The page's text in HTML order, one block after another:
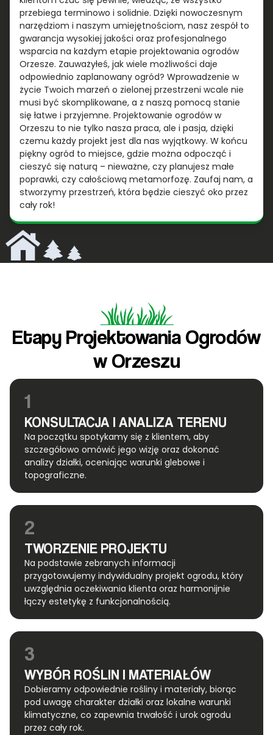
przebiega terminowo i solidnie. Dzięki nowoczesnym
narzędziom i naszym umiejętnościom, nasz zespół to
gwarancja wysokiej jakości oraz profesjonalnego
wsparcia na każdym etapie projektowania ogrodów
Orzesze. Zauważyłeś, jak wiele możliwości daje
odpowiednio zaplanowany ogród? Wprowadzenie w
życie Twoich marzeń o zielonej przestrzeni wcale nie
musi być skomplikowane, a z naszą pomocą stanie
się łatwe i przyjemne. Projektowanie ogrodów w
Orzeszu to nie tylko nasza praca, ale i pasja, dzięki
czemu każdy projekt jest dla nas wyjątkowy. W końcu
piękny ogród to miejsce, gdzie można odpocząć i
cieszyć się naturą – nieważne, czy planujesz małe
poprawki, czy całościową metamorfozę. Zaufaj nam, a
stworzymy przestrzeń, która będzie cieszyć oko przez
cały rok!
Etapy Projektowania Ogrodów
w Orzeszu
1
KONSULTACJA I ANALIZA TERENU
Na początku spotykamy się z klientem, aby
szczegółowo omówić jego wizję oraz dokonać
analizy działki, oceniając warunki glebowe i
topograficzne.
2
TWORZENIE PROJEKTU
Na podstawie zebranych informacji
przygotowujemy indywidualny projekt ogrodu, który
uwzględnia oczekiwania klienta oraz harmonijnie
łączy estetykę z funkcjonalnością.
3
WYBÓR ROŚLIN I MATERIAŁÓW
Dobieramy odpowiednie rośliny i materiały, biorąc
pod uwagę charakter działki oraz lokalne warunki
klimatyczne, co zapewnia trwałość i urok ogrodu
przez cały rok.